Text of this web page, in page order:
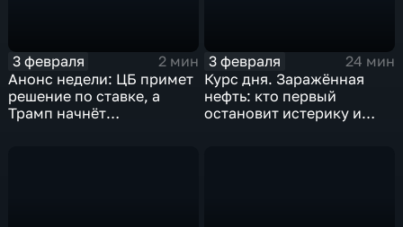
3 февраля
2 мин
Анонс недели: ЦБ примет
решение по ставке, а
Трамп начнёт
3 февраля
24 мин
Курс дня. Заражённая
нефть: кто первый
остановит истерику и